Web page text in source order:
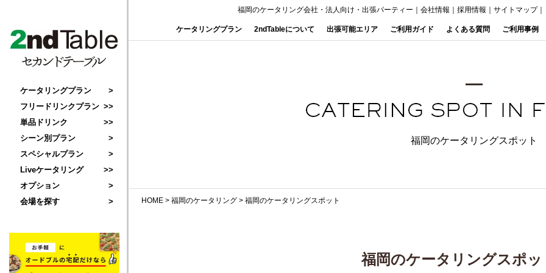
福岡のケータリング会社・法人向け・出張パーティー 会社情報 採用情報 サイトマップ｜
ケータリングプラン 2ndTableについて 出張可能エリア ご利用ガイド よくある質問 ご利用事例
ケータリングプラン
フリードリンクプラン
単品ドリンク
シーン別プラン
スペシャルプラン
Liveケータリング
オプション
会場を探す
福岡のケータリングスポット
HOME > 福岡のケータリング > 福岡のケータリングスポット
福岡のケータリングスポッ